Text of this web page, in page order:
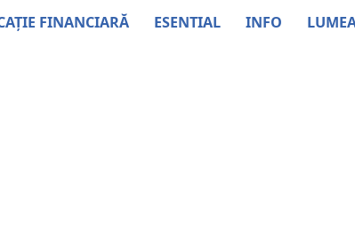
FINANCIARĂ ESENTIAL INFO